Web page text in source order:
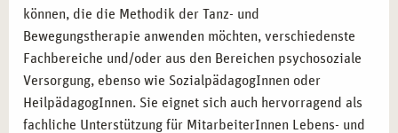
können, die die Methodik der Tanz- und
Bewegungstherapie anwenden möchten, verschiedenste
Fachbereiche und/oder aus den Bereichen psychosoziale
Versorgung, ebenso wie SozialpädagogInnen oder
HeilpädagogInnen. Sie eignet sich auch hervorragend als
fachliche Unterstützung für MitarbeiterInnen Lebens- und